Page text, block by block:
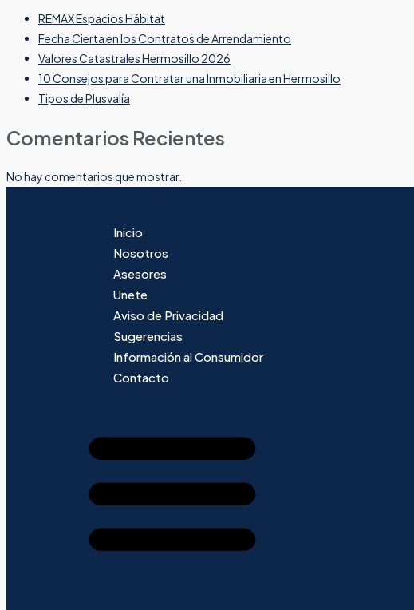
REMAX Espacios Hábitat
Fecha Cierta en los Contratos de Arrendamiento
Valores Catastrales Hermosillo 2026
10 Consejos para Contratar una Inmobiliaria en Hermosillo
Tipos de Plusvalía
Comentarios Recientes
No hay comentarios que mostrar.
Inicio
Nosotros
Asesores
Unete
Aviso de Privacidad
Sugerencias
Información al Consumidor
Contacto